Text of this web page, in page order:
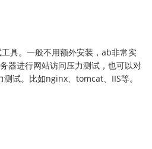
具。一般不用额外安装，ab非常实
器进行网站访问压力测试，也可以对
试。比如nginx、tomcat、IIS等。